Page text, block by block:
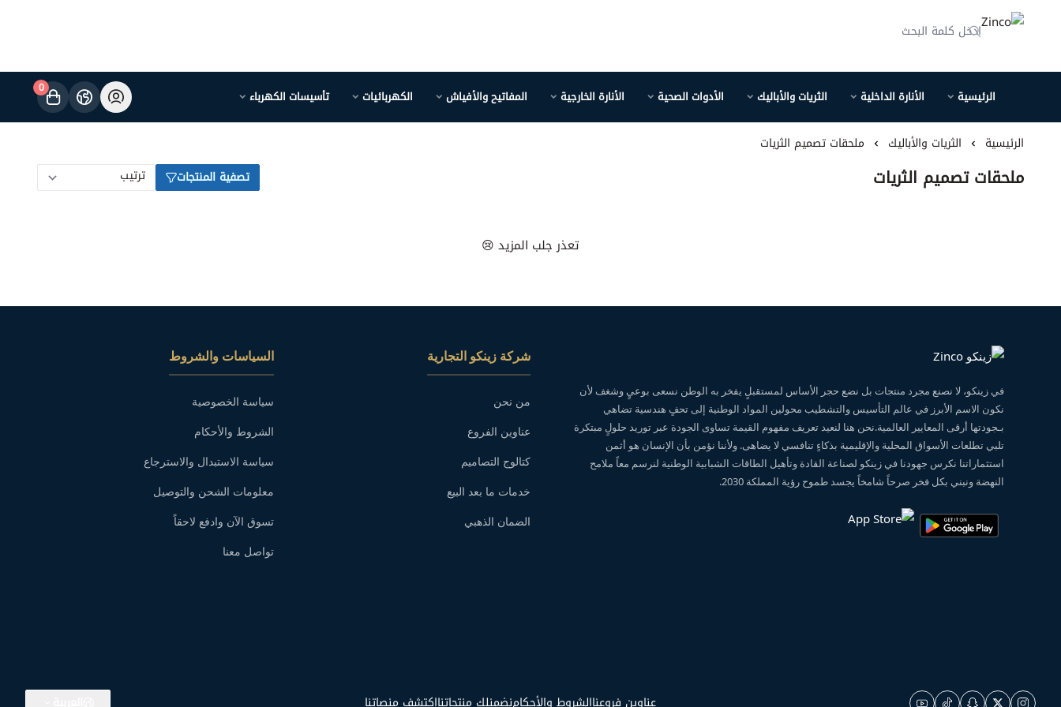
الرئيسية الأنارة الداخلية الثريات والأباليك الأدوات الصحية الأنارة الخارجية المفاتيح والأفياش الكهربائيات تأسيسات الكهرباء 0
الرئيسية الثريات والأباليك ملحقات تصميم الثريات
ملحقات تصميم الثريات تصفية المنتجات
تعذر جلب المزيد 😢
في زينكو، لا نصنع مجرد منتجات بل نضع حجر الأساس لمستقبلٍ يفخر به الوطن نسعى بوعيٍ وشغف لأن
نكون الاسم الأبرز في عالم التأسيس والتشطيب محولين المواد الوطنية إلى تحفٍ هندسية تضاهي
بـجودتها أرقى المعايير العالمية.نحن هنا لنعيد تعريف مفهوم القيمة تساوى الجودة عبر توريد حلولٍ مبتكرة
تلبي تطلعات الأسواق المحلية والإقليمية بذكاءٍ تنافسي لا يضاهى. ولأننا نؤمن بأن الإنسان هو أثمن
استثماراتنا نكرس جهودنا في زينكو لصناعة القادة وتأهيل الطاقات الشبابية الوطنية لنرسم معاً ملامح
النهضة ونبني بكل فخر صرحاً شامخاً يجسد طموح رؤية المملكة 2030.
شركة زينكو التجارية
من نحن
عناوين الفروع
كتالوج التصاميم
خدمات ما بعد البيع
الضمان الذهبي
السياسات والشروط
سياسة الخصوصية
الشروط والأحكام
سياسة الاستبدال والاسترجاع
معلومات الشحن والتوصيل
تسوق الآن وادفع لاحقاً
تواصل معنا
عناوين فروعناالشروط والأحكامنضمنلك منتجاتنااكتشف منصاتنا